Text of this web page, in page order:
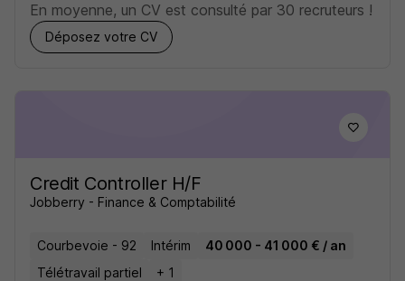
En moyenne, un CV est consulté par 30 recruteurs !
Déposez votre CV
Credit Controller H/F
Jobberry - Finance & Comptabilité
Courbevoie - 92 Intérim
40 000 - 41 000 € / an
Télétravail partiel
+ 1